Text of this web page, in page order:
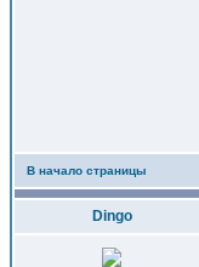
В начало страницы
Dingo